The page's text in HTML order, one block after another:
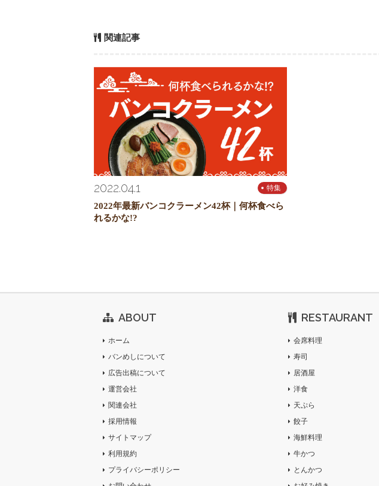
関連記事
2022.04.1 特集
2022年最新バンコクラーメン42杯｜何杯食べら
れるかな!?
ABOUT
ホーム
バンめしについて
広告出稿について
運営会社
関連会社
採用情報
サイトマップ
利用規約
プライバシーポリシー
RESTAURANT
会席料理
寿司
居酒屋
洋食
天ぷら
餃子
海鮮料理
牛かつ
とんかつ